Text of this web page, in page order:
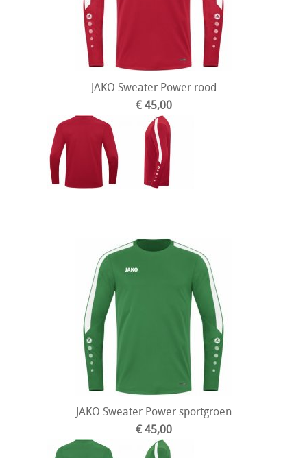
JAKO Sweater Power rood
€ 45,00
JAKO Sweater Power sportgroen
€ 45,00